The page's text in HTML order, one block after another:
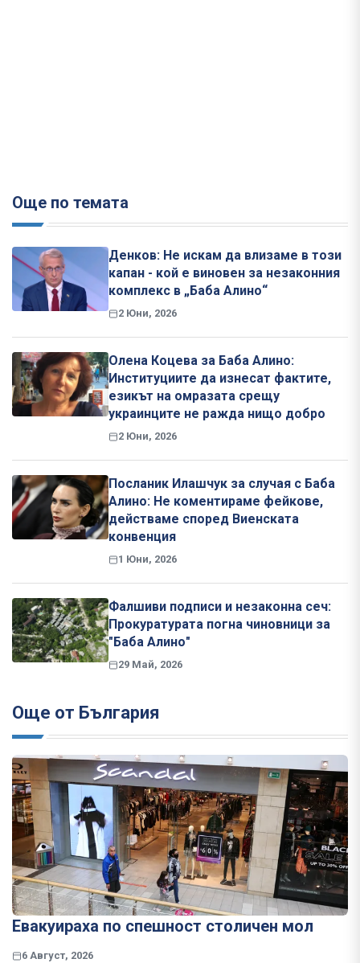
Още по темата
Денков: Не искам да влизаме в този
капан - кой е виновен за незаконния
комплекс в „Баба Алино“
2 Юни, 2026
Олена Коцева за Баба Алино:
Институциите да изнесат фактите,
езикът на омразата срещу
украинците не ражда нищо добро
2 Юни, 2026
Посланик Илашчук за случая с Баба
Алино: Не коментираме фейкове,
действаме според Виенската
конвенция
1 Юни, 2026
Фалшиви подписи и незаконна сеч:
Прокуратурата погна чиновници за
"Баба Алино"
29 Май, 2026
Още от България
Евакуираха по спешност столичен мол
6 Август, 2026